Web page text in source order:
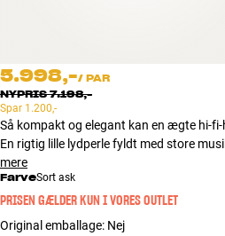
TILBUD
Find Butik
Kundeservice
Log ind
Kundeservice
5.998,-/ PAR
NYPRIS7.198,-
Spar 1.200,-
Så kompakt og elegant kan en ægte hi-
En rigtig lille lydperle fyldt med store
mere
FarveSort ask
PRISEN GÆLDER KUN I VORES OUTLET
Original emballage: Nej